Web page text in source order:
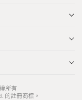
所有
的註冊商標。